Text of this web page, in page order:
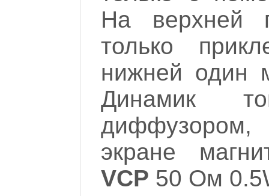
На верхней
только
нижней один
Динамик
экране
VCP 50 Ом